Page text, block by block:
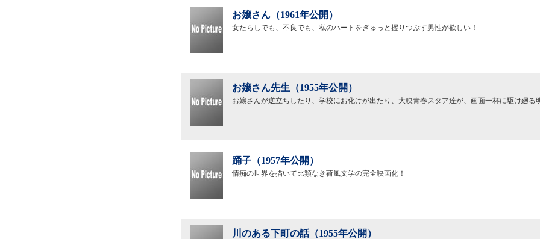
お嬢さん（1961年公開）
女たらしでも、不良でも、私のハートをぎゅっと握りつぶす男性が欲しい！
お嬢さん先生（1955年公開）
お嬢さんが逆立ちしたり、学校にお化けが出たり、大映青春スタア達が、画面一杯に駆け廻る
踊子（1957年公開）
情痴の世界を描いて比類なき荷風文学の完全映画化！
川のある下町の話（1955年公開）